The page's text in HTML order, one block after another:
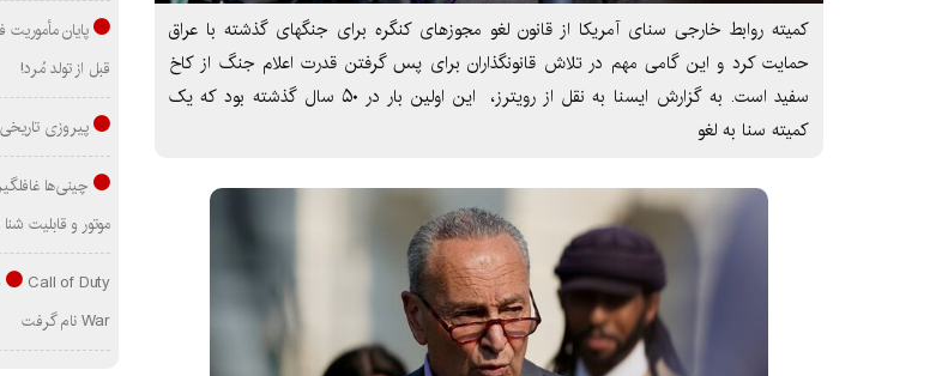
کمیته روابط خارجی سنای آمریکا از قانون لغو مجوزهای کنگره برای جنگهای گذشته با عراق
حمایت کرد و این گامی مهم در تلاش قانونگذاران برای پس گرفتن قدرت اعلام جنگ از کاخ
سفید است. به گزارش ایسنا به نقل از رویترز، این اولین بار در ۵۰ سال گذشته بود که یک
کمیته سنا به لغو
پایان
قبل از تولد مُرد!
پیروزی
موتور و قابلیت
War نام گرفت